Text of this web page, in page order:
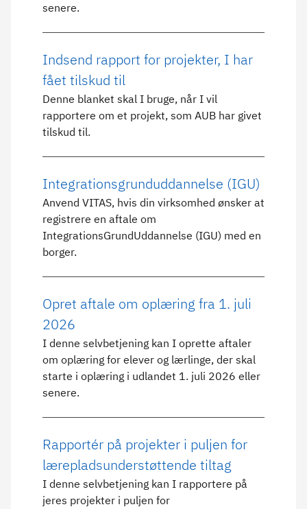
senere.
Indsend rapport for projekter, I har
fået tilskud til
Denne blanket skal I bruge, når I vil
rapportere om et projekt, som AUB har givet
tilskud til.
Integrationsgrunduddannelse (IGU)
Anvend VITAS, hvis din virksomhed ønsker at
registrere en aftale om
IntegrationsGrundUddannelse (IGU) med en
borger.
Opret aftale om oplæring fra 1. juli
2026
I denne selvbetjening kan I oprette aftaler
om oplæring for elever og lærlinge, der skal
starte i oplæring i udlandet 1. juli 2026 eller
senere.
Rapportér på projekter i puljen for
lærepladsunderstøttende tiltag
I denne selvbetjening kan I rapportere på
jeres projekter i puljen for